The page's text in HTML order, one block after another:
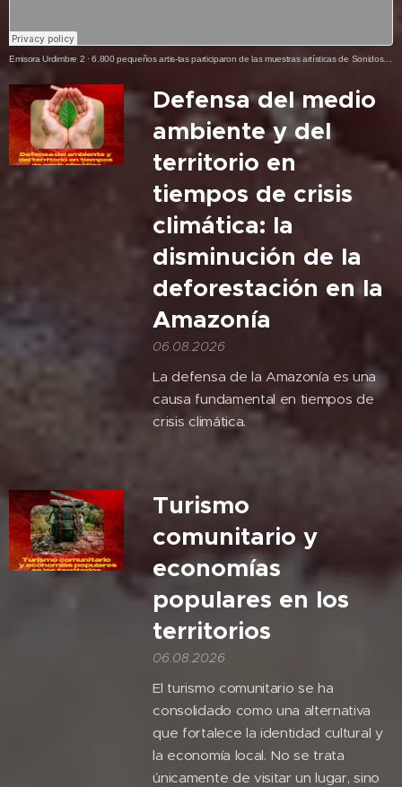
Emisora Urdimbre 2 ·6.800 pequeños artis-tas participaron de las muestras artísticas de Sonidos para la Construcción de Paz
Defensa del medio
ambiente y del
territorio en
tiempos de crisis
climática: la
disminución de la
deforestación en la
Amazonía
06.08.2026
La defensa de la Amazonía es una
causa fundamental en tiempos de
crisis climática.
Turismo
comunitario y
economías
populares en los
territorios
06.08.2026
El turismo comunitario se ha
consolidado como una alternativa
que fortalece la identidad cultural y
la economía local. No se trata
únicamente de visitar un lugar, sino